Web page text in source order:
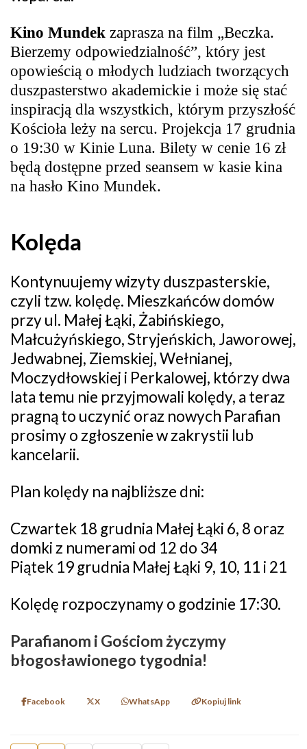
Kino Mundek zaprasza na film „Beczka.
Bierzemy odpowiedzialność”, który jest
opowieścią o młodych ludziach tworzących
duszpasterstwo akademickie i może się stać
inspiracją dla wszystkich, którym przyszłość
Kościoła leży na sercu. Projekcja 17 grudnia
o 19:30 w Kinie Luna. Bilety w cenie 16 zł
będą dostępne przed seansem w kasie kina
na hasło Kino Mundek.
Kolęda
Kontynuujemy wizyty duszpasterskie,
czyli tzw. kolędę. Mieszkańców domów
przy ul. Małej Łąki, Żabińskiego,
Małcużyńskiego, Stryjeńskich, Jaworowej,
Jedwabnej, Ziemskiej, Wełnianej,
Moczydłowskiej i Perkalowej, którzy dwa
lata temu nie przyjmowali kolędy, a teraz
pragną to uczynić oraz nowych Parafian
prosimy o zgłoszenie w zakrystii lub
kancelarii.
Plan kolędy na najbliższe dni:
Czwartek 18 grudnia Małej Łąki 6, 8 oraz
domki z numerami od 12 do 34
Piątek 19 grudnia Małej Łąki 9, 10, 11 i 21
Kolędę rozpoczynamy o godzinie 17:30.
Parafianom i Gościom życzymy
błogosławionego tygodnia!
Facebook X WhatsApp Kopiuj link